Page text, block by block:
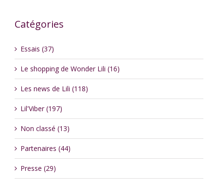
Catégories
Essais (37)
Le shopping de Wonder Lili (16)
Les news de Lili (118)
Lil'Viber (197)
Non classé (13)
Partenaires (44)
Presse (29)